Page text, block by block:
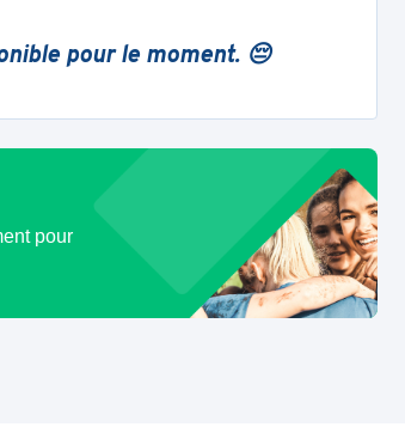
pour le moment. 😔
pour